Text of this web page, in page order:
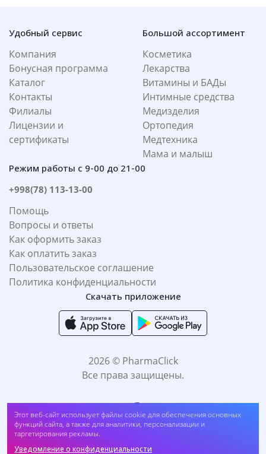
Этот веб-сайт использует файлы cookie для обеспечения основных
функций сайта, а также для аналитики, персонализации и
таргетирования рекламы.
Уведомление о конфиденциальности
Удобный сервис
Компания
Бонусная программа
Каталог
Контакты
Филиалы
Лицензии и
сертификаты
Большой ассортимент
Косметика
Лекарства
Витамины и БАДы
Интимные средства
Медизделия
Ортопедия
Медтехника
Мама и малыш
Режим работы с 9-00 до 21-00
+998(78) 113-13-00
Помощь
Вопросы и ответы
Как оформить заказ
Как оплатить заказ
Пользовательское соглашение
Политика конфиденциальности
Скачать приложение
2026 © PharmaClick
Все права защищены.
Принимаем к оплате: